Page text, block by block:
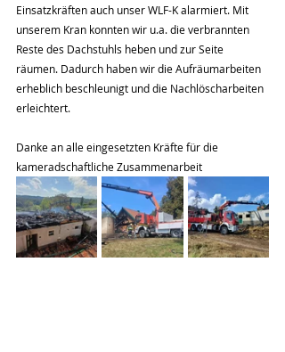
Einsatzkräften auch unser WLF-K alarmiert. Mit
unserem Kran konnten wir u.a. die verbrannten
Reste des Dachstuhls heben und zur Seite
räumen. Dadurch haben wir die Aufräumarbeiten
erheblich beschleunigt und die Nachlöscharbeiten
erleichtert.
Danke an alle eingesetzten Kräfte für die
kameradschaftliche Zusammenarbeit